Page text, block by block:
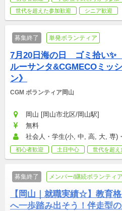
世代を超えた参加歓迎
シニア歓迎
募集終了 単発ボランティア
7月20日海の日　ゴミ拾い✨
ルーサンタ&CGMECOミッ
ン》
CGM ボランティア岡山
岡山 [岡山市北区/岡山駅]
無料
社会人・学生(小, 中, 高, 大, 専)
初心者歓迎 土日中心 世代を超え
募集終了 メンバー/継続ボランティア
【岡山｜就職実績☆】教育
へ一歩踏み出そう！伴走型